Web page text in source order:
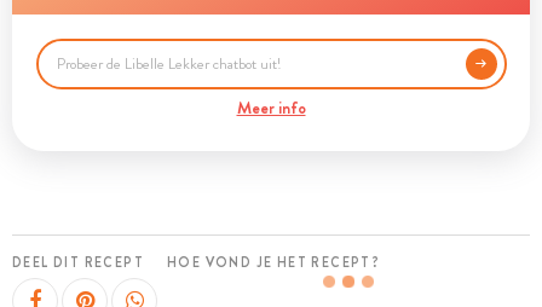
Meer info
DEEL DIT RECEPT HOE VOND JE HET RECEPT?